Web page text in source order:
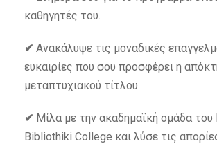
καθηγητές του.
✔ Ανακάλυψε τις μοναδικές
ευκαιρίες που σου προσφέρει η
μεταπτυχιακού τίτλου
✔ Μίλα με την ακαδημαϊκή ομάδα του
Bibliothiki College και λύσε τις